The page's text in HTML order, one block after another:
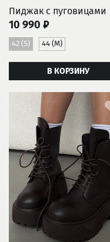
Пиджак с пуговицами
10 990 ₽
В КОРЗИНУ
42 (S) 44 (M)